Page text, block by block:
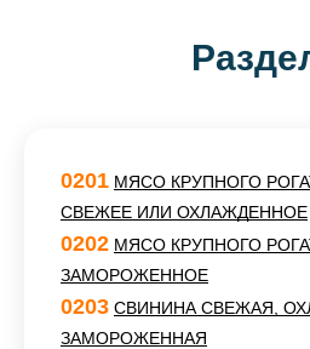
0201 МЯСО КРУПНОГО
СВЕЖЕЕ ИЛИ ОХЛАЖДЕННОЕ
0202 МЯСО КРУПНОГО
ЗАМОРОЖЕННОЕ
0203 СВИНИНА СВЕЖАЯ,
ЗАМОРОЖЕННАЯ